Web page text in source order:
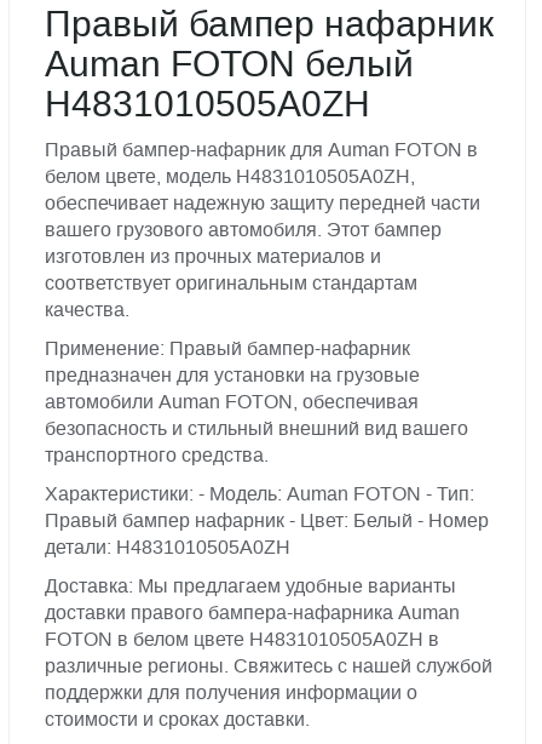
Правый бампер нафарник
Auman FOTON белый
H4831010505A0ZH
Правый бампер-нафарник для Auman FOTON в
белом цвете, модель H4831010505A0ZH,
обеспечивает надежную защиту передней части
вашего грузового автомобиля. Этот бампер
изготовлен из прочных материалов и
соответствует оригинальным стандартам
качества.
Применение: Правый бампер-нафарник
предназначен для установки на грузовые
автомобили Auman FOTON, обеспечивая
безопасность и стильный внешний вид вашего
транспортного средства.
Характеристики: - Модель: Auman FOTON - Тип:
Правый бампер нафарник - Цвет: Белый - Номер
детали: H4831010505A0ZH
Доставка: Мы предлагаем удобные варианты
доставки правого бампера-нафарника Auman
FOTON в белом цвете H4831010505A0ZH в
различные регионы. Свяжитесь с нашей службой
поддержки для получения информации о
стоимости и сроках доставки.